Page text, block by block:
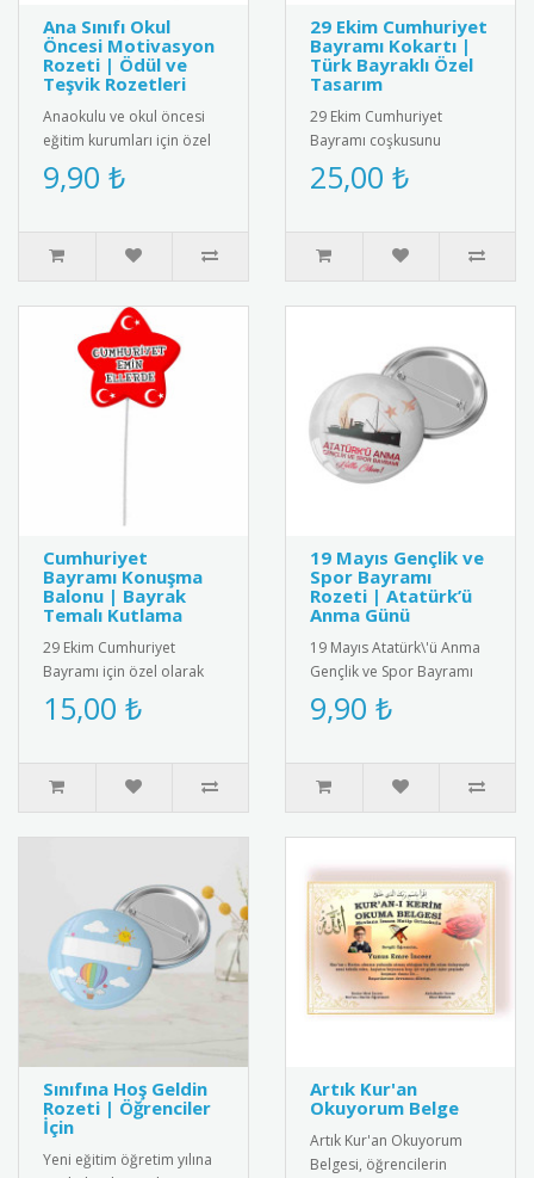
Ana Sınıfı Okul
Öncesi Motivasyon
Rozeti | Ödül ve
Teşvik Rozetleri
Anaokulu ve okul öncesi
eğitim kurumları için özel
tasarım motivasyon
rozetleri. Çocukları teşvik
9,90 ₺
29 Ekim Cumhuriyet
Bayramı Kokartı |
Türk Bayraklı Özel
Tasarım
29 Ekim Cumhuriyet
Bayramı coşkusunu
tamamlayan özel tasarım
kokart. Türk bayrağı ve "29
25,00 ₺
Cumhuriyet
Bayramı Konuşma
Balonu | Bayrak
Temalı Kutlama
29 Ekim Cumhuriyet
Bayramı için özel olarak
tasarlanmış konuşma
balonu. Üzerinde Türk
15,00 ₺
19 Mayıs Gençlik ve
Spor Bayramı
Rozeti | Atatürk’ü
Anma Günü
19 Mayıs Atatürk\'ü Anma
Gençlik ve Spor Bayramı
için özel tasarlanmış
kaliteli metal rozet. Türk
9,90 ₺
Sınıfına Hoş Geldin
Rozeti | Öğrenciler
İçin
Yeni eğitim öğretim yılına
Artık Kur'an
Okuyorum Belge
Artık Kur'an Okuyorum
Belgesi, öğrencilerin